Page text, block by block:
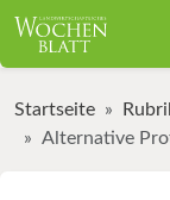
Startseite
Alternative